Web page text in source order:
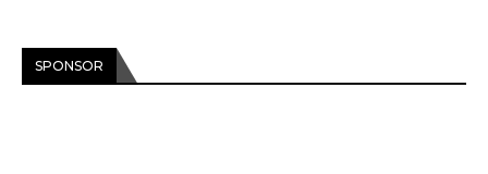
SPONSOR